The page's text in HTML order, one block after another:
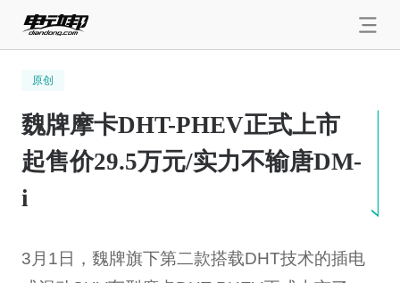
原创
魏牌摩卡DHT-PHEV正式上市
起售价29.5万元/实力不输唐DM-
i
3月1日，魏牌旗下第二款搭载DHT技术的插电